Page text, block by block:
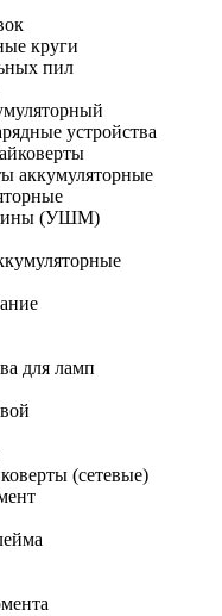
круги
пил
устройства
аккумуляторные
(УШМ)
для ламп
(сетевые)